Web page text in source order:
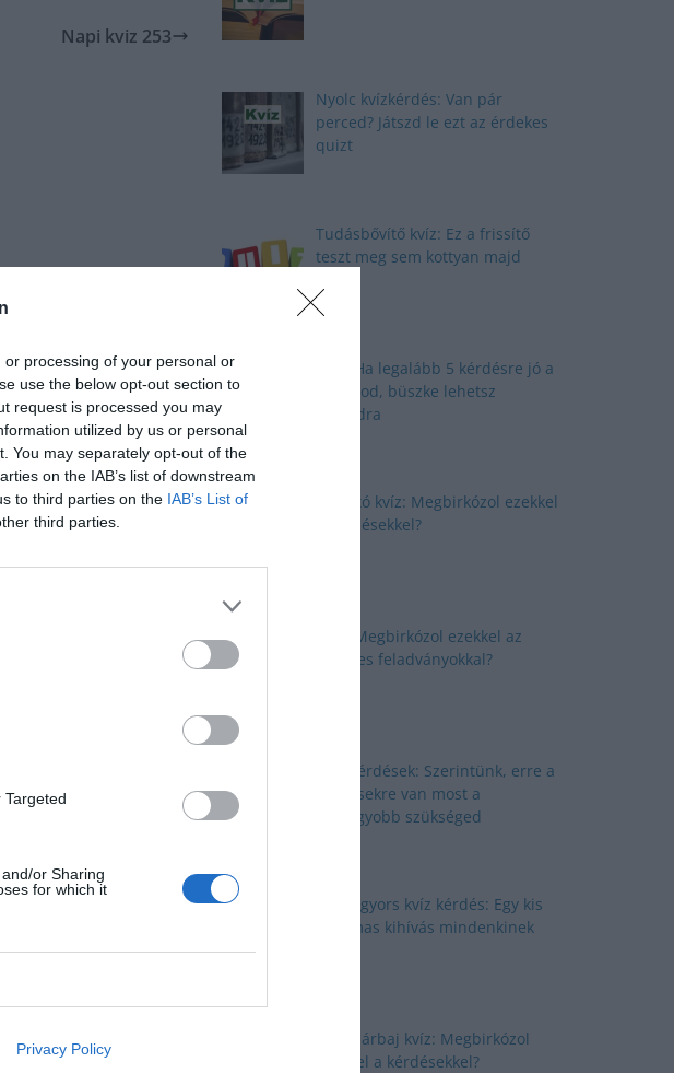
processing of your personal or
use the below opt-out section to
request is processed you may
utilized by us or personal
You may separately opt-out of the
on the IAB’s list of downstream
to third parties on the IAB’s List of
third parties.
or Sharing
for which it
Privacy Policy
Napi kviz 253
Nyolc kvízkérdés: Van pár
perced? Játszd le ezt az érdekes
quizt
Tudásbővítő kvíz: Ez a frissítő
teszt meg sem kottyan majd
Kvíz: Ha legalább 5 kérdésre jó a
válaszod, büszke lehetsz
magadra
Okosító kvíz: Megbirkózol ezekkel
a kérdésekkel?
Kvíz: Megbirkózol ezekkel az
érdekes feladványokkal?
Kvíz kérdések: Szerintünk, erre a
kérdésekre van most a
legnagyobb szükséged
Nyolc gyors kvíz kérdés: Egy kis
izgalmas kihívás mindenkinek
Elmepárbaj kvíz: Megbirkózol
ezekkel a kérdésekkel?